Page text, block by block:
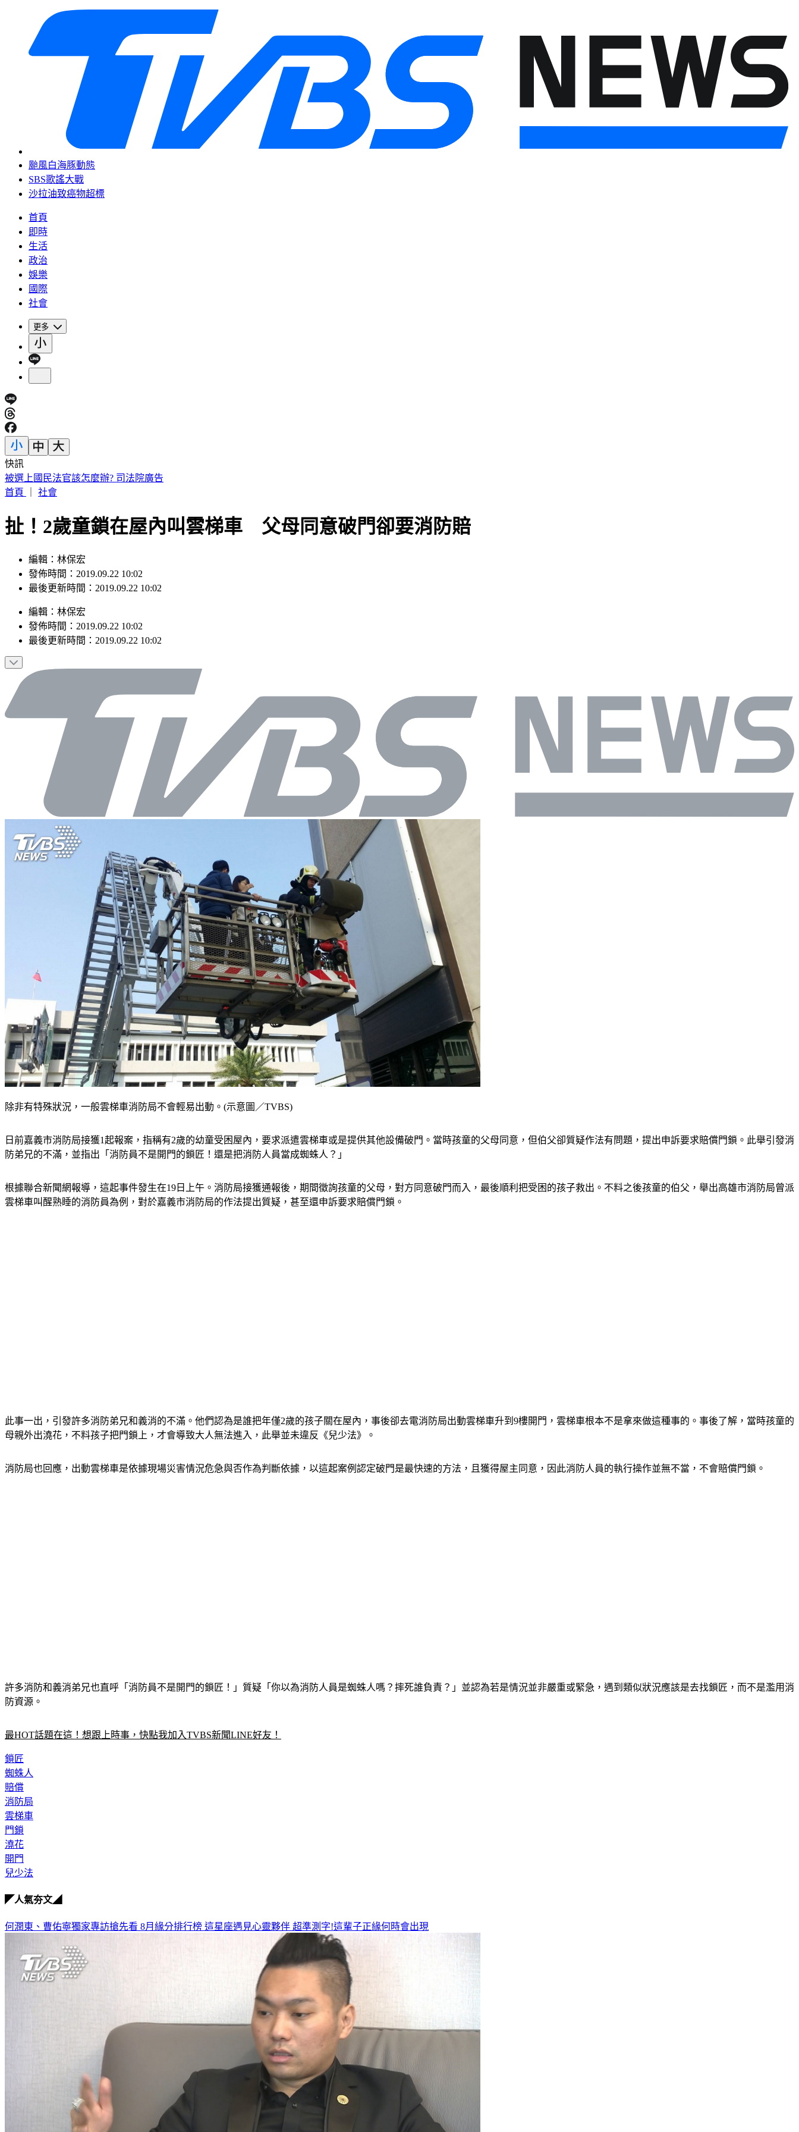
颱風白海豚動態
SBS歌謠大戰
沙拉油致癌物超標
首頁
即時
生活
政治
娛樂
國際
社會
更多
快訊
勸學生回座位遭刺傷！台中女老師「右眼重創恐失明」決定提告
首頁
社會
扯！2歲童鎖在屋內叫雲梯車 父母同意破門卻要消防賠
編輯：林保宏
發佈時間：2019.09.22 10:02
最後更新時間：2019.09.22 10:02
編輯 ： 林保宏
發佈時間： 2019.09.22 10:02
最後更新時間： 2019.09.22 10:02
除非有特殊狀況，一般雲梯車消防局不會輕易出動。(示意圖／TVBS)
日前嘉義市消防局接獲1起報案，指稱有2歲的幼童受困屋內，要求派遣雲梯車或是提供其他設備破門。當時孩童的父母同意，但伯父卻質疑作法有問題，提出申訴要求賠償門鎖。 此舉引發消
防弟兄的不滿，並指出「消防員不是開門的鎖匠！還是把消防人員當成蜘蛛人？」
根據聯合新聞網報導，這起事件發生在19日上午。消防局接獲通報後，期間徵詢孩童的父母，對方同意破門而入，最後順利把受困的孩子救出。不料之後孩童的伯父，舉出高雄市消防局曾派
雲梯車叫醒熟睡的消防員為例，對於嘉義市消防局的作法提出質疑，甚至還申訴要求賠償門鎖。
此事一出，引發許多消防弟兄和義消的不滿。 他們認為是誰把年僅2歲的孩子關在屋內，事後卻去電消防局出動雲梯車升到9樓開門，雲梯車根本不是拿來做這種事的。 事後了解，當時孩童的
母親外出澆花，不料孩子把門鎖上，才會導致大人無法進入，此舉並未違反《兒少法》。
消防局也回應，出動雲梯車是依據現場災害情況危急與否作為判斷依據，以這起案例認定破門是最快速的方法，且獲得屋主同意，因此消防人員的執行操作並無不當，不會賠償門鎖。
許多消防和義消弟兄也直呼「消防員不是開門的鎖匠！」質疑「你以為消防人員是蜘蛛人嗎？摔死誰負責？」 並認為若是情況並非嚴重或緊急，遇到類似狀況應該是去找鎖匠，而不是濫用消
防資源。
最HOT話題在這！想跟上時事，快點我加入TVBS新聞LINE好友！
鎖匠
蜘蛛人
賠償
消防局
雲梯車
門鎖
澆花
開門
兒少法
◤人氣夯文◢
何潤東、曹佑寧獨家專訪搶先看 8月緣分排行榜 這星座遇見心靈夥伴 超準測字!這輩子正緣何時會出現